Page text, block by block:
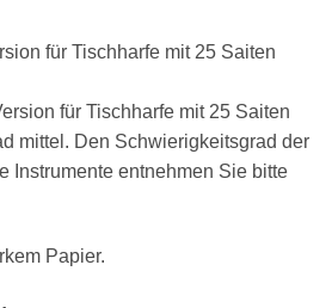
für Tischharfe mit 25 Saiten
für Tischharfe mit 25 Saiten
mittel. Den Schwierigkeitsgrad der
Instrumente entnehmen Sie bitte
Papier.